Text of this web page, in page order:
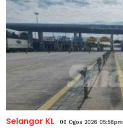
Selangor KL 06 Ogos 2026 05:56pm